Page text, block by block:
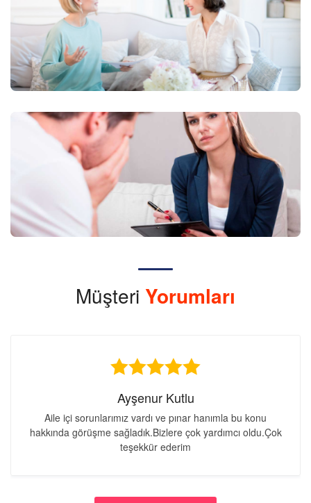
Müşteri Yorumları
Ayşenur Kutlu
Aile içi sorunlarımız vardı ve pınar hanımla bu konu
hakkında görüşme sağladık.Bizlere çok yardımcı oldu.Çok
teşekkür ederim